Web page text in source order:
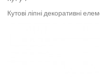
Кутові ліпні декоративні